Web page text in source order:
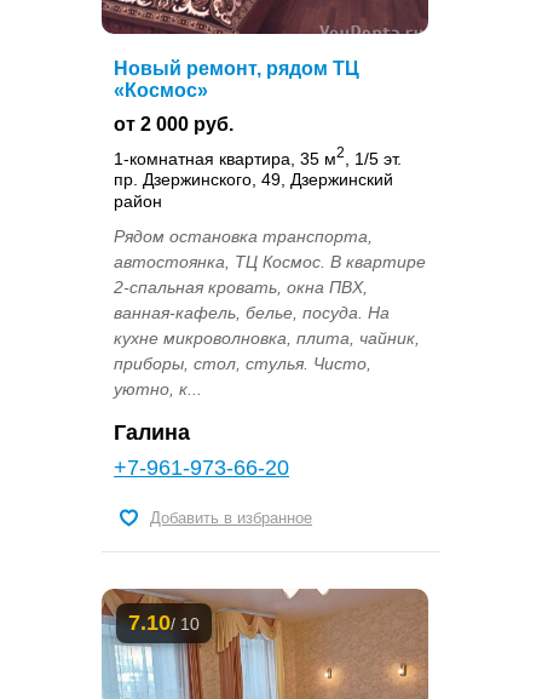
Новый ремонт, рядом ТЦ
«Космос»
от 2 000 руб.
1-комнатная квартира, 35 м2
, 1/5 эт.
пр. Дзержинского, 49, Дзержинский
район
Рядом остановка транспорта,
автостоянка, ТЦ Космос. В квартире
2-спальная кровать, окна ПВХ,
ванная-кафель, белье, посуда. На
кухне микроволновка, плита, чайник,
приборы, стол, стулья. Чисто,
уютно, к...
Галина
+7-961-973-66-20
Добавить в избранное
7.10/ 10